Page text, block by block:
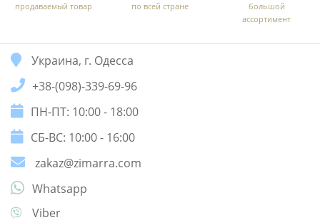
продаваемый товар
по всей стране
большой
ассортимент
Украина, г. Одесса
+38-(098)-339-69-96
ПН-ПТ: 10:00 - 18:00
СБ-ВС: 10:00 - 16:00
zakaz@zimarra.com
Whatsapp
Viber